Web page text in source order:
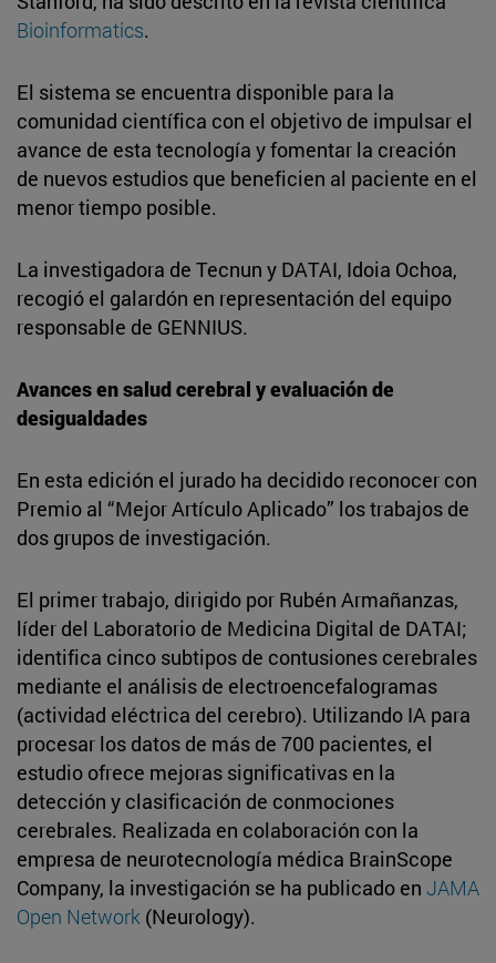
Bioinformatics.
El sistema se encuentra disponible para la
comunidad científica con el objetivo de impulsar el
avance de esta tecnología y fomentar la creación
de nuevos estudios que beneficien al paciente en el
menor tiempo posible.
La investigadora de Tecnun y DATAI, Idoia Ochoa,
recogió el galardón en representación del equipo
responsable de GENNIUS.
Avances en salud cerebral y evaluación de
desigualdades
En esta edición el jurado ha decidido reconocer con
Premio al “Mejor Artículo Aplicado” los trabajos de
dos grupos de investigación.
El primer trabajo, dirigido por Rubén Armañanzas,
líder del Laboratorio de Medicina Digital de DATAI;
identifica cinco subtipos de contusiones cerebrales
mediante el análisis de electroencefalogramas
(actividad eléctrica del cerebro). Utilizando IA para
procesar los datos de más de 700 pacientes, el
estudio ofrece mejoras significativas en la
detección y clasificación de conmociones
cerebrales. Realizada en colaboración con la
empresa de neurotecnología médica BrainScope
Company, la investigación se ha publicado en JAMA
Open Network (Neurology).